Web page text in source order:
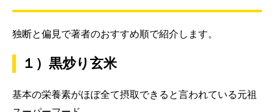
独断と偏見で著者のおすすめ順で紹介します。
１）黒炒り玄米
基本の栄養素がほぼ全て摂取できると言われている元祖